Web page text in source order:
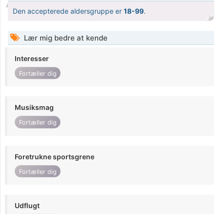
Den accepterede aldersgruppe er 18-99.
Lær mig bedre at kende
Interesser
Fortæller dig
Musiksmag
Fortæller dig
Foretrukne sportsgrene
Fortæller dig
Udflugt